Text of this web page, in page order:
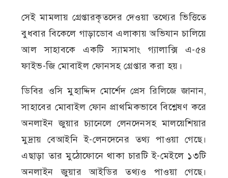
সেই মামলায় গ্রেপ্তারকৃতদের দেওয়া তথ্যের ভিত্তিতে
বুধবার বিকেলে গাড়াডোব এলাকায় অভিযান চালিয়ে
আল সাহাবকে একটি স্যামসাং গ্যালাক্সি এ-৫৪
ফাইভ-জি মোবাইল ফোনসহ গ্রেপ্তার করা হয়।
ডিবির ওসি মুহাদ্দিদ মোর্শেদ প্রেস রিলিজে জানান,
সাহাবের মোবাইল ফোন প্রাথমিকভাবে বিশ্লেষণ করে
অনলাইন জুয়ার চ্যানেলে লেনদেনসহ মালয়েশিয়ার
মুদ্রায় বেআইনি ই-লেনদেনের তথ্য পাওয়া গেছে।
এছাড়া তার মুঠোফোনে থাকা চারটি ই-মেইলে ১৩টি
অনলাইন জুয়ার আইডির তথ্যও পাওয়া গেছে।